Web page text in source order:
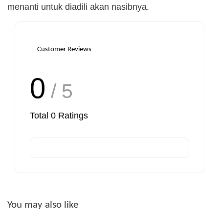
menanti untuk diadili akan nasibnya.
Customer Reviews
0 / 5
Total 0 Ratings
You may also like